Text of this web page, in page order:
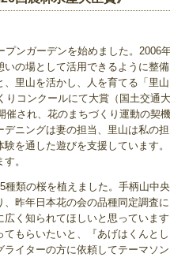
ンガーデンを始めました。2006
の場として活用できるように整
里山を活かし、人を育てる「里
りコンクールにて大賞（国土交通
催され、花のまちづくり運動の契
ニングは妻の担当、里山は私の
を通した遊びを支援しています
。
種類の桜を植えました。手柄山中
、昨年日本花の会の品種同定調査
く知られてほしいと思っていま
もらいたいと、『あげはくんと
イターの方に依頼してテーマソ